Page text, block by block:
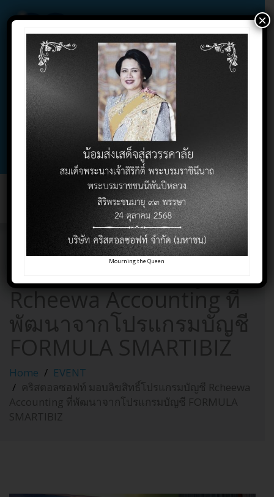
02-732-1900 , 02-732-1800 , 086-325-9004
Contact Click Support Click
Toggle
คริสตอลซอฟท์ มอบ
ลิขสิทธิ์โปรแกรมบัญชี
Rcheewa Accounting ที่
พัฒนาจากโปรแกรมบัญชี
FORMULA SMARTIBIZ
Home
EVENT
คริสตอลซอฟท์ มอบลิขสิทธิ์โปรแกรมบัญชี Rcheewa
Accounting ที่พัฒนาจากโปรแกรมบัญชี FORMULA
SMARTIBIZ
Mourning the Queen
×